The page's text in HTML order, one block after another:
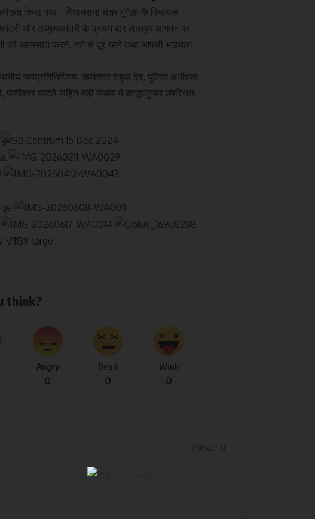
किया गया। विधानसभा क्षेत्र मुंगेली के विधायक
और उपमुख्यमंत्री के प्रथम बार लालपुर आगमन पर
को आत्मसात् करने, नशे से दूर रहने तथा आपसी भाईचारा
जनप्रतिनिधिगण, कलेक्टर राहुल देव, पुलिस अधीक्षक
फणीश्वर पाटले सहित बड़ी संख्या में श्रद्धालुजन उपस्थित
think?
Angry
0
Dead
0
Wink
0